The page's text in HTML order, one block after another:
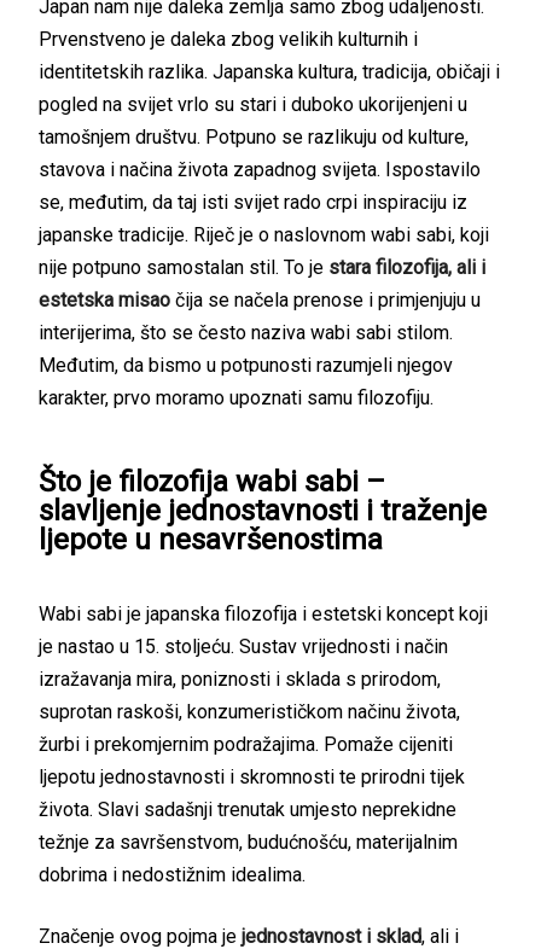
Japan nam nije daleka zemlja samo zbog udaljenosti.
Prvenstveno je daleka zbog velikih kulturnih i
identitetskih razlika. Japanska kultura, tradicija, običaji i
pogled na svijet vrlo su stari i duboko ukorijenjeni u
tamošnjem društvu. Potpuno se razlikuju od kulture,
stavova i načina života zapadnog svijeta. Ispostavilo
se, međutim, da taj isti svijet rado crpi inspiraciju iz
japanske tradicije. Riječ je o naslovnom wabi sabi, koji
nije potpuno samostalan stil. To je stara filozofija, ali i
estetska misao čija se načela prenose i primjenjuju u
interijerima, što se često naziva wabi sabi stilom.
Međutim, da bismo u potpunosti razumjeli njegov
karakter, prvo moramo upoznati samu filozofiju.
Što je filozofija wabi sabi –
slavljenje jednostavnosti i traženje
ljepote u nesavršenostima
Wabi sabi je japanska filozofija i estetski koncept koji
je nastao u 15. stoljeću. Sustav vrijednosti i način
izražavanja mira, poniznosti i sklada s prirodom,
suprotan raskoši, konzumerističkom načinu života,
žurbi i prekomjernim podražajima. Pomaže cijeniti
ljepotu jednostavnosti i skromnosti te prirodni tijek
života. Slavi sadašnji trenutak umjesto neprekidne
težnje za savršenstvom, budućnošću, materijalnim
dobrima i nedostižnim idealima.
Značenje ovog pojma jejednostavnost i sklad, ali i